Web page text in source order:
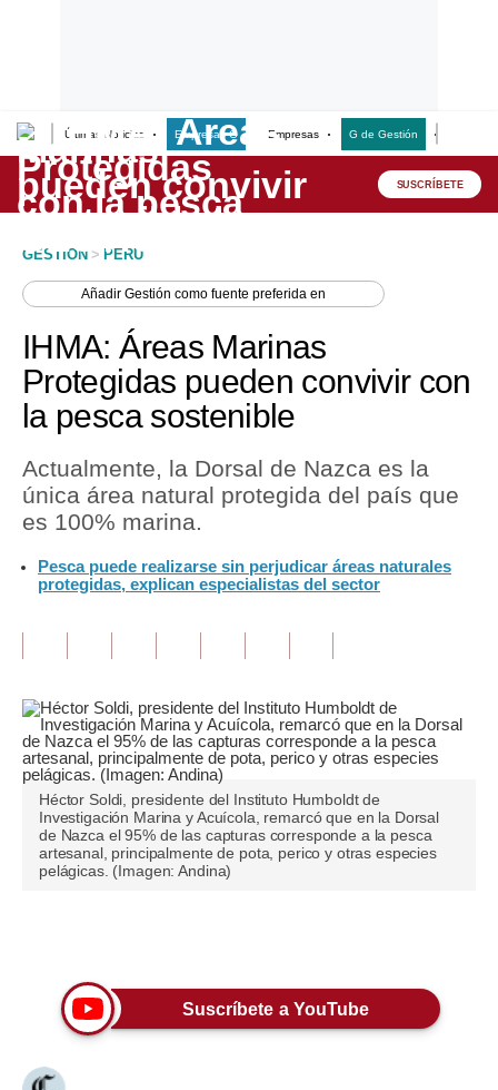
Últimas Noticias Empresas G Empresas G de Gestión
Lo último
Peru Quiosco
Economía
Mercados
Política
Finanzas Personales
Inmobiliarias
Opinión
Editorial
Pregunta de hoy
Blogs
Viajes
Moda
Estilos
SUSCRÍBETE
GESTION > PERU
AñadirGestión como fuente preferida en
IHMA: Áreas Marinas
Protegidas pueden convivir con
la pesca sostenible
Actualmente, la Dorsal de Nazca es la
única área natural protegida del país que
es 100% marina.
Pesca puede realizarse sin perjudicar áreas naturales
protegidas, explican especialistas del sector
Héctor Soldi, presidente del Instituto Humboldt de
Investigación Marina y Acuícola, remarcó que en la Dorsal
de Nazca el 95% de las capturas corresponde a la pesca
artesanal, principalmente de pota, perico y otras especies
pelágicas. (Imagen: Andina)
Suscríbete a YouTube